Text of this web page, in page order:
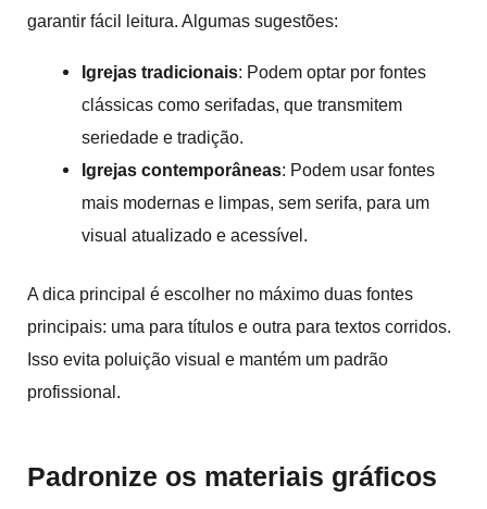
garantir fácil leitura. Algumas sugestões:
Igrejas tradicionais: Podem optar por fontes
clássicas como serifadas, que transmitem
seriedade e tradição.
Igrejas contemporâneas: Podem usar fontes
mais modernas e limpas, sem serifa, para um
visual atualizado e acessível.
A dica principal é escolher no máximo duas fontes
principais: uma para títulos e outra para textos corridos.
Isso evita poluição visual e mantém um padrão
profissional.
Padronize os materiais gráficos